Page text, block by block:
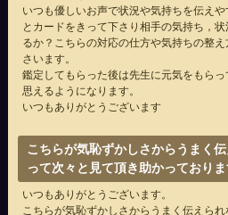
いつも優しいお声で状況や気持ちを伝え
とカードをきって下さり相手の気持ち，
るか？こちらの対応の仕方や気持ちの整
さいます。
鑑定してもらった後は先生に元気をもら
思えるようになります。
いつもありがとうございます
こちらが気恥ずかしさからうまく
って次々と見て頂き助かっておりま
いつもありがとうございます。
こちらが気恥ずかしさからうまく伝えら